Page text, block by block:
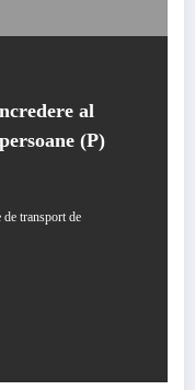
al
(P)
transport de